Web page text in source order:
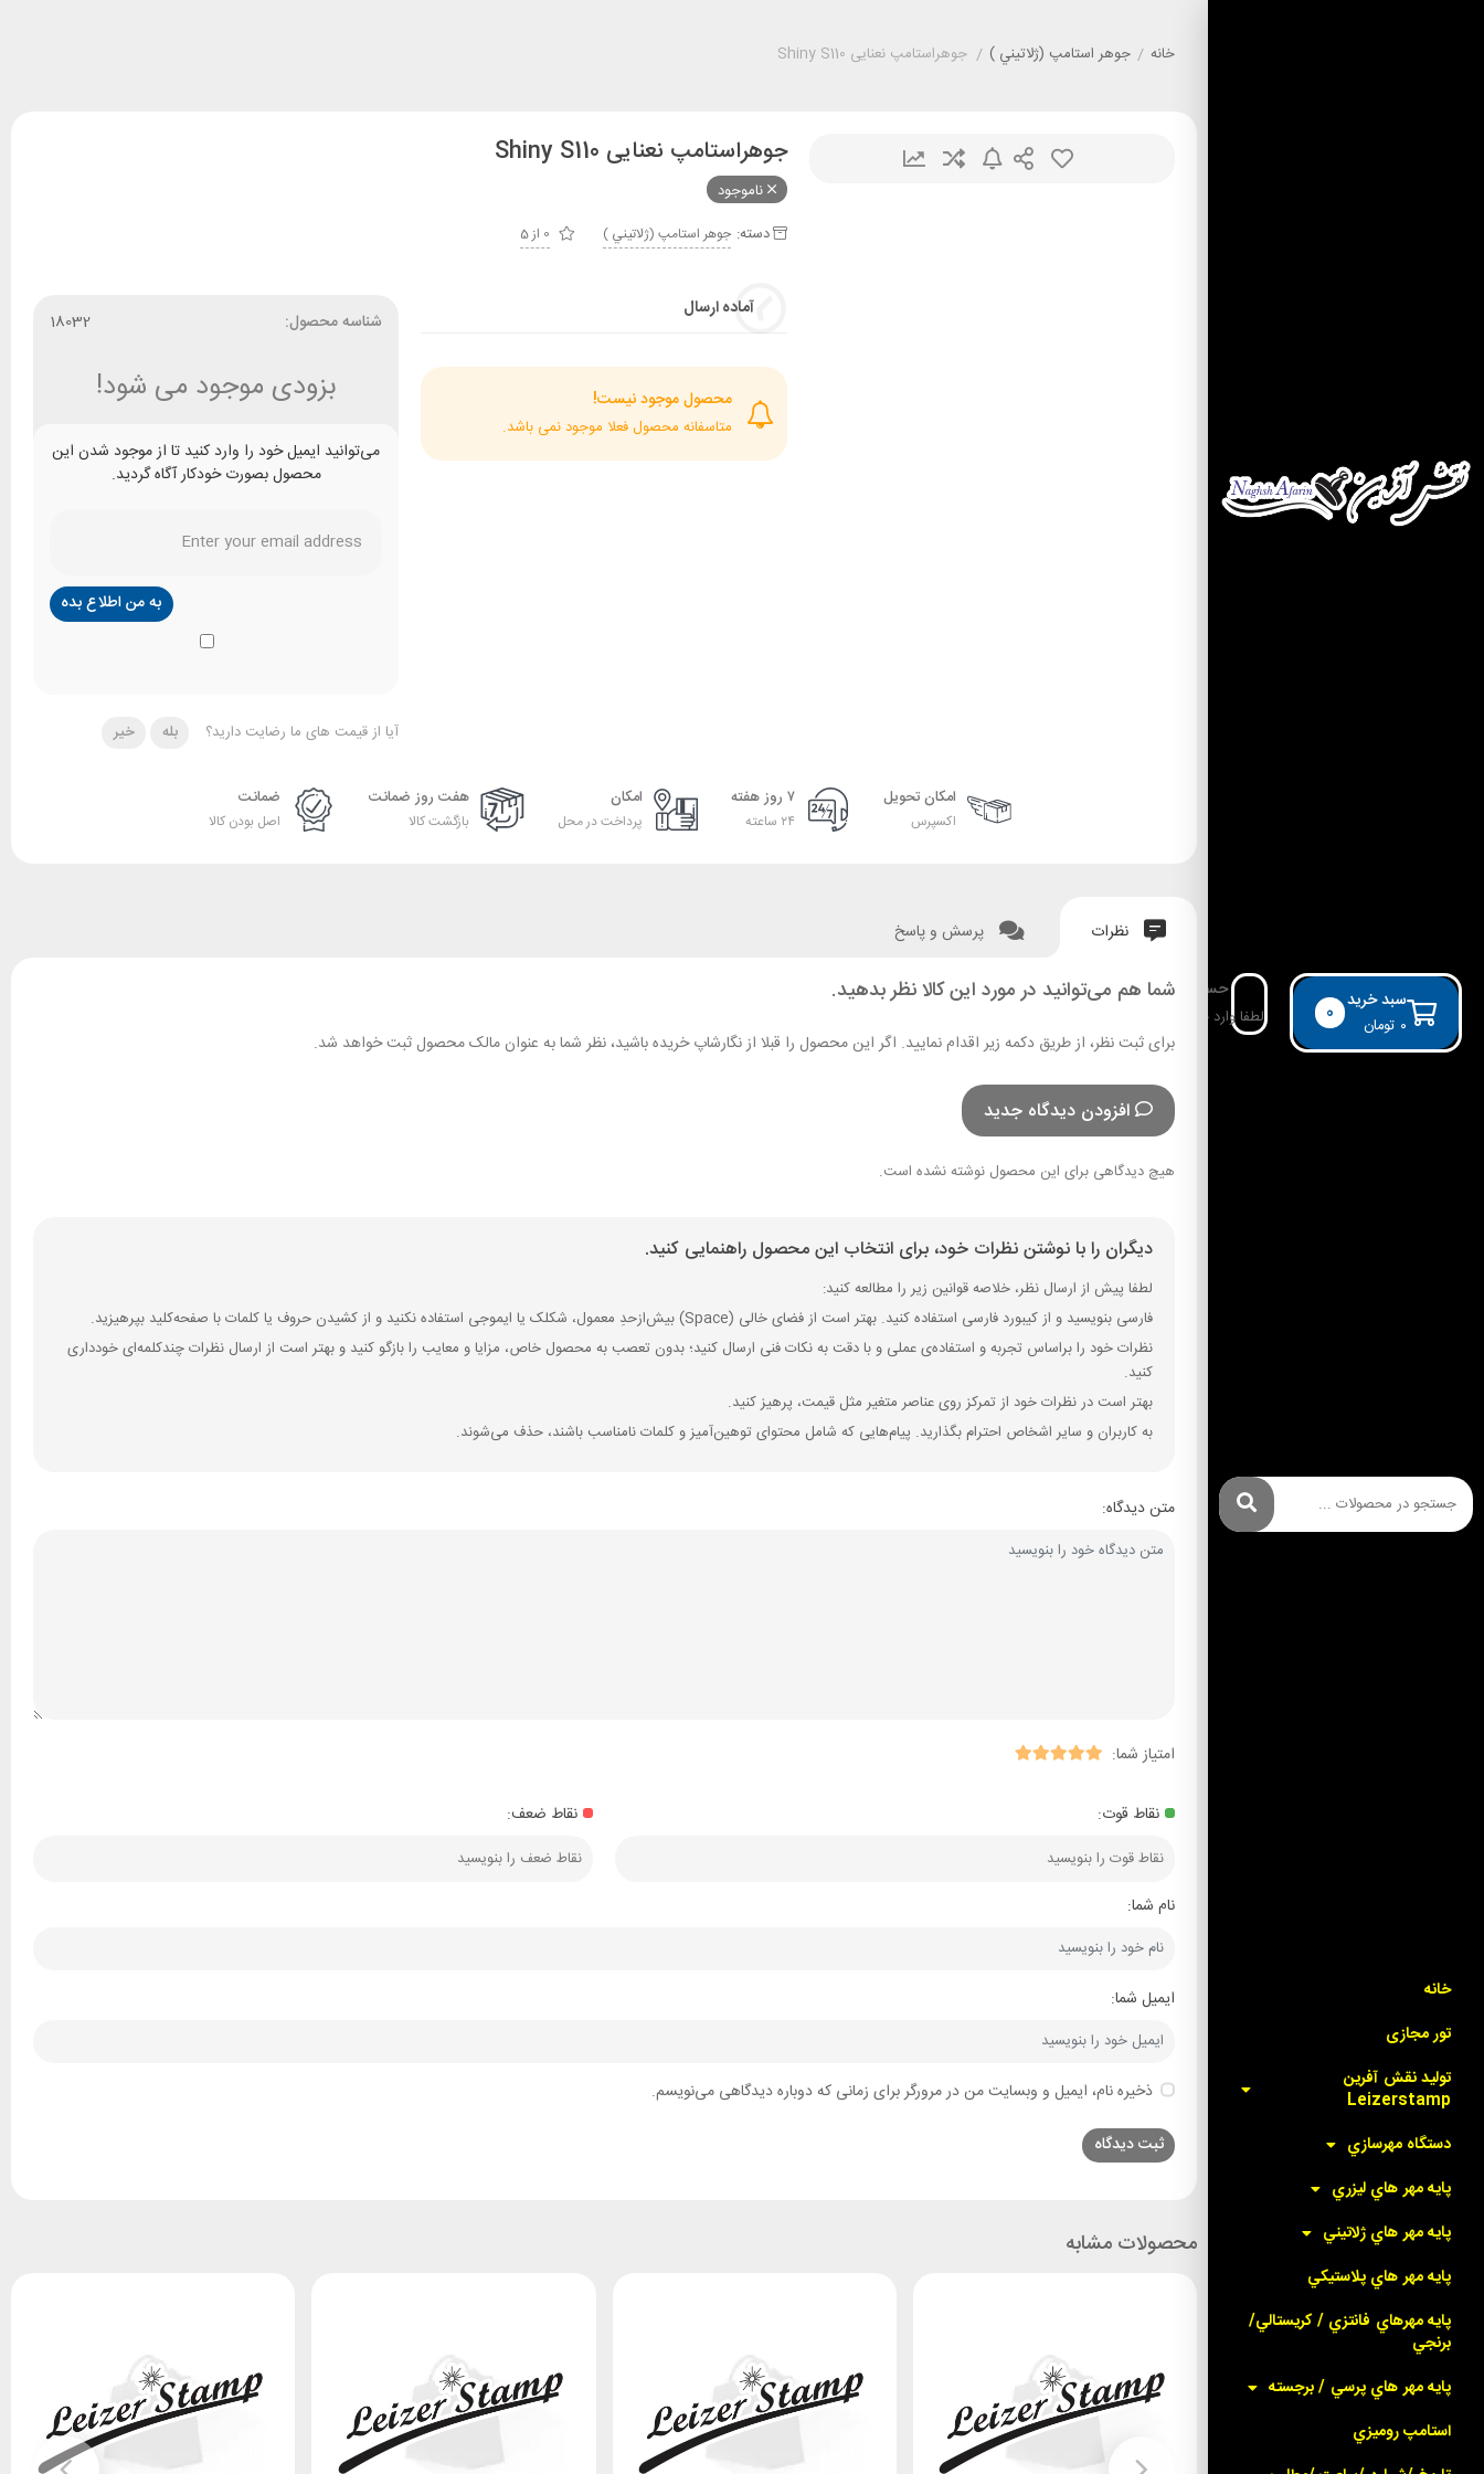
سبد خرید
تومان ۰ 0
حساب کاربری
لطفا وارد حساب خود شوید!
خانه
تور مجازی
توليد نقش آفرين
Leizerstamp
دستگاه مهرسازي
پايه مهر هاي ليزري
پايه مهر هاي ژلاتيني
پايه مهر هاي پلاستيکي
پايه مهرهاي فانتزي / کريستالي/
برنجي
پايه مهر هاي پرسي / برجسته
استامپ روميزي
خانه / جوهر استامپ (ژلاتيني ) / جوهراستامپ نعنایی Shiny S110
جوهراستامپ نعنایی Shiny S110
ناموجود
دسته: جوهر استامپ (ژلاتيني ) 0 از 5
آماده ارسال
محصول موجود نیست!
متاسفانه محصول فعلا موجود نمی باشد.
شناسه محصول: 18032
بزودی موجود می شود!
می‌توانید ایمیل خود را وارد کنید تا از موجود شدن این
محصول بصورت خودکار آگاه گردید.
آیا از قیمت های ما رضایت دارید؟ بله خیر
امکان تحویل
اکسپرس
۷ روز هفته
۲۴ ساعته
امکان
پرداخت در محل
هفت روز ضمانت
بازگشت کالا
ضمانت
اصل بودن کالا
نظرات پرسش و پاسخ
شما هم می‌توانید در مورد این کالا نظر بدهید.
برای ثبت نظر، از طریق دکمه زیر اقدام نمایید. اگر این محصول را قبلا از نگارشاپ خریده باشید، نظر شما به عنوان مالک محصول ثبت خواهد شد.
افزودن دیدگاه جدید
هیچ دیدگاهی برای این محصول نوشته نشده است.
دیگران را با نوشتن نظرات خود، برای انتخاب این محصول راهنمایی کنید.
لطفا پیش از ارسال نظر، خلاصه قوانین زیر را مطالعه کنید:
فارسی بنویسید و از کیبورد فارسی استفاده کنید. بهتر است از فضای خالی (Space) بیش‌از‌حدِ معمول، شکلک یا ایموجی استفاده نکنید و از کشیدن حروف یا کلمات با صفحه‌کلید بپرهیزید.
نظرات خود را براساس تجربه و استفاده‌ی عملی و با دقت به نکات فنی ارسال کنید؛ بدون تعصب به محصول خاص، مزایا و معایب را بازگو کنید و بهتر است از ارسال نظرات چندکلمه‌‌ای خودداری
کنید.
بهتر است در نظرات خود از تمرکز روی عناصر متغیر مثل قیمت، پرهیز کنید.
به کاربران و سایر اشخاص احترام بگذارید. پیام‌هایی که شامل محتوای توهین‌آمیز و کلمات نامناسب باشند، حذف می‌شوند.
متن دیدگاه:
امتیاز شما:
نقاط قوت: نقاط ضعف:
نام شما:
ایمیل شما:
ذخیره نام، ایمیل و وبسایت من در مرورگر برای زمانی که دوباره دیدگاهی می‌نویسم.
محصولات مشابه